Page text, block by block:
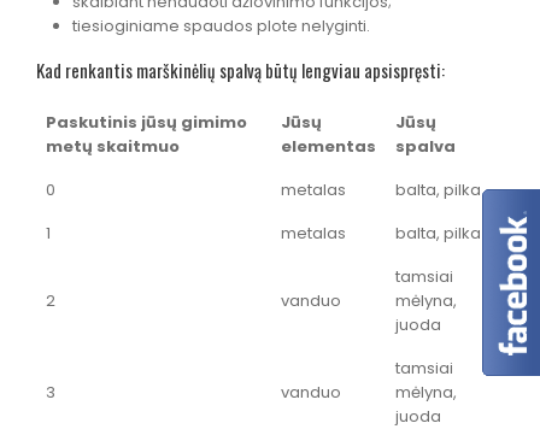
tiesioginiame spaudos plote nelyginti.
Kad renkantis marškinėlių spalvą būtų lengviau apsispręsti:
Paskutinis jūsų gimimo
metų skaitmuo
Jūsų
elementas
Jūsų
spalva
0
metalas
balta, pilka
1
metalas balta, pilka
2 vanduo
tamsiai
mėlyna,
juoda
3 vanduo
tamsiai
mėlyna,
juoda